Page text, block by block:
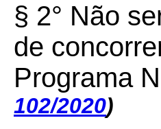
§ 2° Não
de
Programa
102/2020)